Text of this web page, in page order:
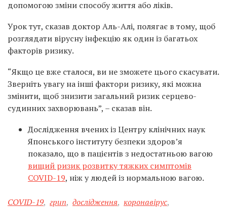
допомогою зміни способу життя або ліків.
Урок тут, сказав доктор Аль-Алі, полягає в тому, щоб
розглядати вірусну інфекцію як один із багатьох
факторів ризику.
“Якщо це вже сталося, ви не зможете цього скасувати.
Зверніть увагу на інші фактори ризику, які можна
змінити, щоб знизити загальний ризик серцево-
судинних захворювань”, – сказав він.
Дослідження вчених із Центру клінічних наук
Японського інституту безпеки здоров’я
показало, що в пацієнтів з недостатньою вагою
вищий ризик розвитку тяжких симптомів
COVID-19, ніж у людей із нормальною вагою.
COVID-19, грип, дослідження, коронавірус,